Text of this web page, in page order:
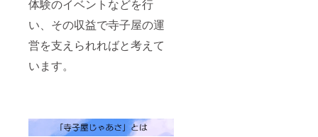
体験のイベントなどを行
い、その収益で寺子屋の運
営を支えられればと考えて
います。